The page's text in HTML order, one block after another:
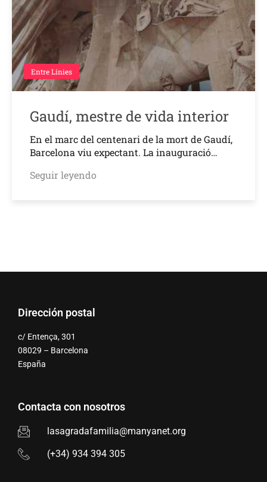
Entre Línies
Gaudí, mestre de vida interior
En el marc del centenari de la mort de Gaudí,
Barcelona viu expectant. La inauguració…
Seguir leyendo
Dirección postal
c/ Entença, 301
08029 – Barcelona
España
Contacta con nosotros
lasagradafamilia@manyanet.org
(+34) 934 394 305